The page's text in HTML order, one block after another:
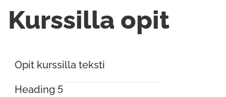
Kurssilla opit
Opit kurssilla teksti
Heading 5